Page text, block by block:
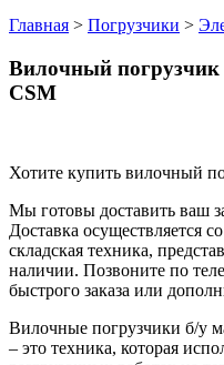
Главная > Погрузчики >
Вилочный
CSM
Хотите купить вилочный
Мы готовы доставить ваш
Доставка осуществляется
складская техника,
наличии. Позвоните по
быстрого заказа или
Вилочные погрузчики б/у
– это техника, которая